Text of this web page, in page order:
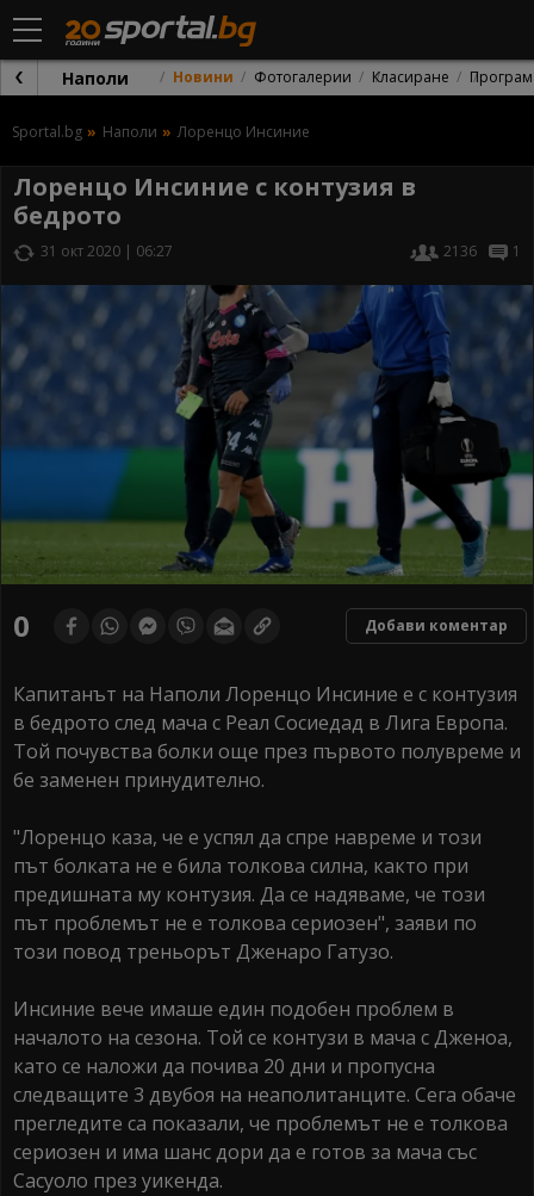
Наполи Новини Фотогалерии Класиране
Sportal.bg Наполи Лоренцо Инсиние
Лоренцо Инсиние с контузия в
бедрото
31 окт 2020 | 06:27 2136 1
0 Добави коментар
Капитанът на Наполи Лоренцо Инсиние е с контузия
в бедрото след мача с Реал Сосиедад в Лига Европа.
Той почувства болки още през първото полувреме и
бе заменен принудително.
"Лоренцо каза, че е успял да спре навреме и този
път болката не е била толкова силна, както при
предишната му контузия. Да се надяваме, че този
път проблемът не е толкова сериозен", заяви по
този повод треньорът Дженаро Гатузо.
Инсиние вече имаше един подобен проблем в
началото на сезона. Той се контузи в мача с Дженоа,
като се наложи да почива 20 дни и пропусна
следващите 3 двубоя на неаполитанците. Сега обаче
прегледите са показали, че проблемът не е толкова
сериозен и има шанс дори да е готов за мача със
Сасуоло през уикенда.